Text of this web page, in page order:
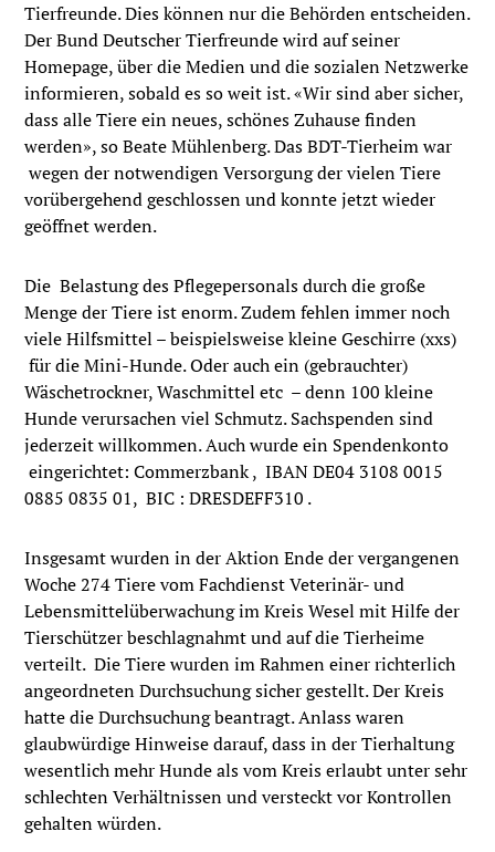
Tierfreunde. Dies können nur die Behörden entscheiden.
Der Bund Deutscher Tierfreunde wird auf seiner
Homepage, über die Medien und die sozialen Netzwerke
informieren, sobald es so weit ist. «Wir sind aber sicher,
dass alle Tiere ein neues, schönes Zuhause finden
werden», so Beate Mühlenberg. Das BDT-Tierheim war
wegen der notwendigen Versorgung der vielen Tiere
vorübergehend geschlossen und konnte jetzt wieder
geöffnet werden.
Die Belastung des Pflegepersonals durch die große
Menge der Tiere ist enorm. Zudem fehlen immer noch
viele Hilfsmittel – beispielsweise kleine Geschirre (xxs)
für die Mini-Hunde. Oder auch ein (gebrauchter)
Wäschetrockner, Waschmittel etc – denn 100 kleine
Hunde verursachen viel Schmutz. Sachspenden sind
jederzeit willkommen. Auch wurde ein Spendenkonto
eingerichtet: Commerzbank , IBAN DE04 3108 0015
0885 0835 01, BIC : DRESDEFF310 .
Insgesamt wurden in der Aktion Ende der vergangenen
Woche 274 Tiere vom Fachdienst Veterinär- und
Lebensmittelüberwachung im Kreis Wesel mit Hilfe der
Tierschützer beschlagnahmt und auf die Tierheime
verteilt. Die Tiere wurden im Rahmen einer richterlich
angeordneten Durchsuchung sicher gestellt. Der Kreis
hatte die Durchsuchung beantragt. Anlass waren
glaubwürdige Hinweise darauf, dass in der Tierhaltung
wesentlich mehr Hunde als vom Kreis erlaubt unter sehr
schlechten Verhältnissen und versteckt vor Kontrollen
gehalten würden.